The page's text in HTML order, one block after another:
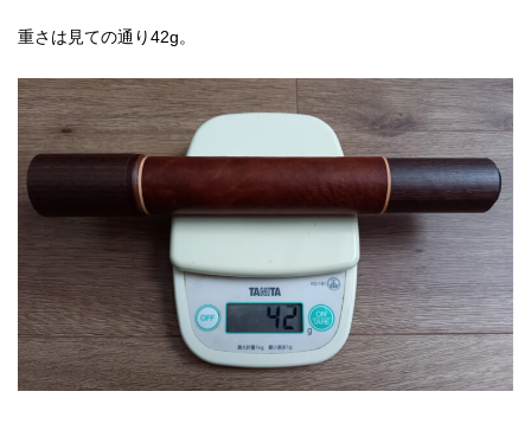
重さは見ての通り42g。